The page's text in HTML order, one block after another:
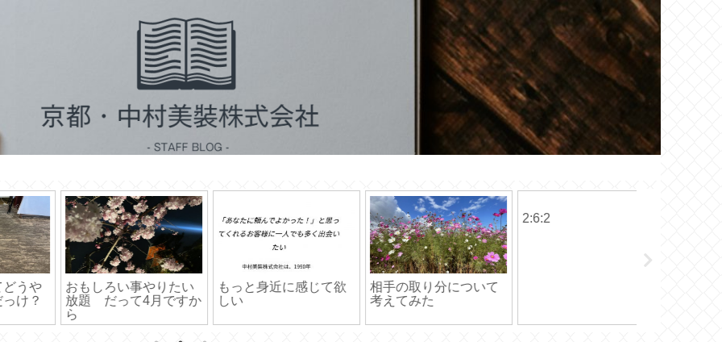
か
もっと身近に感じて欲
しい
相手の取り分について
考えてみた
続ける…